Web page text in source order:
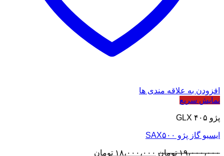
افزودن به علاقه مندی ها
نمایش سریع
پژو ۴۰۵ GLX
ایسیو گاز پژو SAX۵۰۰
۱۹،۰۰۰،۰۰۰ تومان قیمت
۱۸،۰۰۰،۰۰۰ تومان